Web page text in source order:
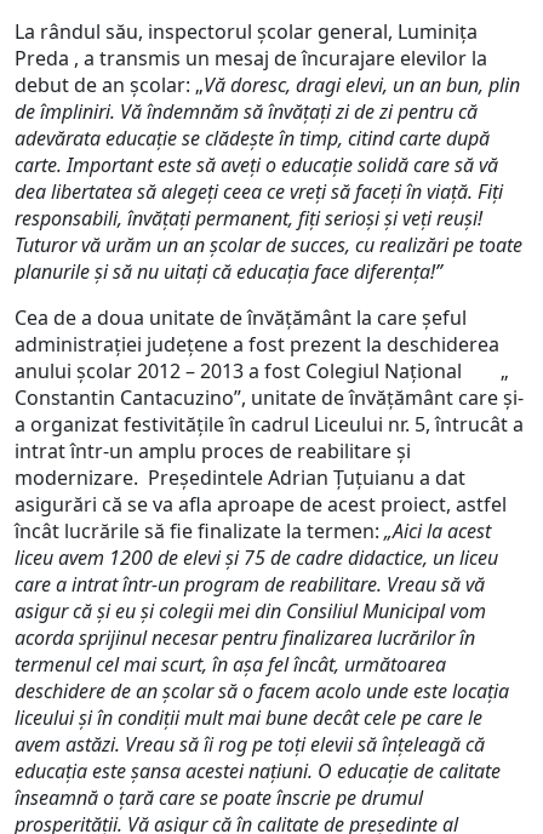
La rândul său, inspectorul şcolar general, Luminiţa
Preda , a transmis un mesaj de încurajare elevilor la
debut de an şcolar: „Vă doresc, dragi elevi, un an bun, plin
de împliniri. Vă îndemnăm să învăţaţi zi de zi pentru că
adevărata educaţie se clădeşte în timp, citind carte după
carte. Important este să aveţi o educaţie solidă care să vă
dea libertatea să alegeţi ceea ce vreţi să faceţi în viaţă. Fiţi
responsabili, învăţaţi permanent, fiţi serioşi şi veţi reuşi!
Tuturor vă urăm un an şcolar de succes, cu realizări pe toate
planurile şi să nu uitaţi că educaţia face diferenţa!”
Cea de a doua unitate de învăţământ la care şeful
administraţiei judeţene a fost prezent la deschiderea
anului şcolar 2012 – 2013 a fost Colegiul Naţional „
Constantin Cantacuzino”, unitate de învăţământ care şi-
a organizat festivităţile în cadrul Liceului nr. 5, întrucât a
intrat într-un amplu proces de reabilitare şi
modernizare. Preşedintele Adrian Ţuţuianu a dat
asigurări că se va afla aproape de acest proiect, astfel
încât lucrările să fie finalizate la termen: „Aici la acest
liceu avem 1200 de elevi şi 75 de cadre didactice, un liceu
care a intrat într-un program de reabilitare. Vreau să vă
asigur că şi eu şi colegii mei din Consiliul Municipal vom
acorda sprijinul necesar pentru finalizarea lucrărilor în
termenul cel mai scurt, în aşa fel încât, următoarea
deschidere de an şcolar să o facem acolo unde este locaţia
liceului şi în condiţii mult mai bune decât cele pe care le
avem astăzi. Vreau să îi rog pe toţi elevii să înţeleagă că
educaţia este şansa acestei naţiuni. O educaţie de calitate
înseamnă o ţară care se poate înscrie pe drumul
prosperităţii. Vă asigur că în calitate de preşedinte al